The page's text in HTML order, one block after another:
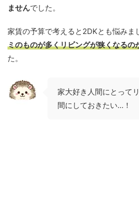
ませんでした。
家賃の予算で考えると2DKとも悩みま
ミのものが多くリビングが狭くなるの
た。
家大好き人間にとって
間にしておきたい...！